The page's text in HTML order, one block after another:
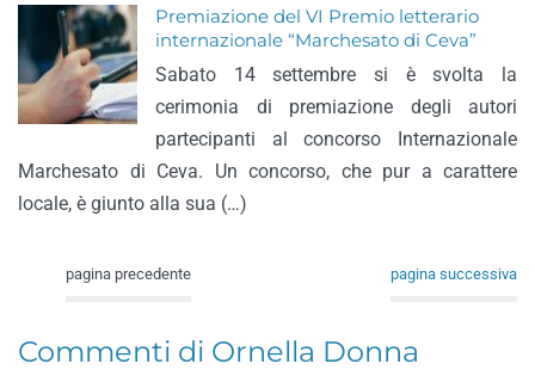
Premiazione del VI Premio letterario
internazionale “Marchesato di Ceva”
Sabato 14 settembre si è svolta la
cerimonia di premiazione degli autori
partecipanti al concorso Internazionale
Marchesato di Ceva. Un concorso, che pur a carattere
locale, è giunto alla sua (…)
pagina precedente pagina successiva
Commenti di Ornella Donna